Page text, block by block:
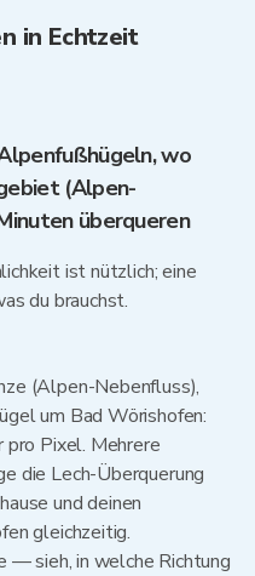
in Echtzeit
wo
(Alpen-
überqueren
ist nützlich; eine
du brauchst.
(Alpen-Nebenfluss),
um Bad Wörishofen:
Pixel. Mehrere
die Lech-Überquerung
und deinen
gleichzeitig.
— sieh, in welche Richtung